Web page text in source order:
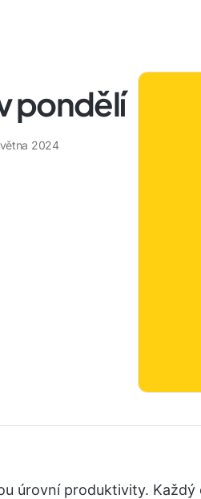
pondělí
2024
úrovní produktivity. Každý